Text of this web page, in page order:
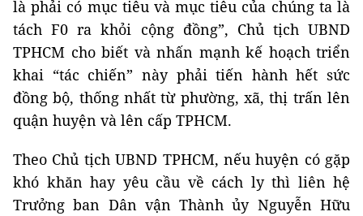
là phải có mục tiêu và mục tiêu của chúng ta là
tách F0 ra khỏi cộng đồng”, Chủ tịch UBND
TPHCM cho biết và nhấn mạnh kế hoạch triển
khai “tác chiến” này phải tiến hành hết sức
đồng bộ, thống nhất từ phường, xã, thị trấn lên
quận huyện và lên cấp TPHCM.
Theo Chủ tịch UBND TPHCM, nếu huyện có gặp
khó khăn hay yêu cầu về cách ly thì liên hệ
Trưởng ban Dân vận Thành ủy Nguyễn Hữu